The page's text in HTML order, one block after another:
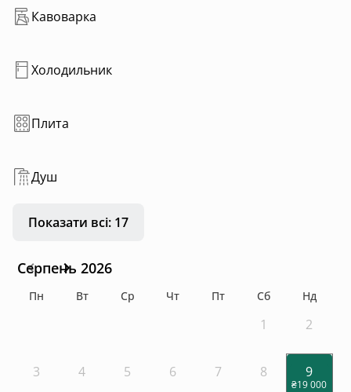
Кавоварка
Холодильник
Плита
Душ
Показати всі: 17
Серпень 2026
Пн Вт Ср Чт Пт Сб Нд
1 2
3 4 5 6 7 8 9
₴19 000